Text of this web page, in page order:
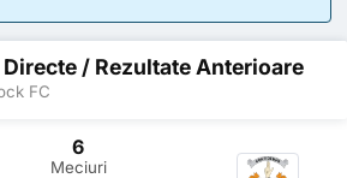
/ Rezultate Anterioare
FC
6
Meciuri